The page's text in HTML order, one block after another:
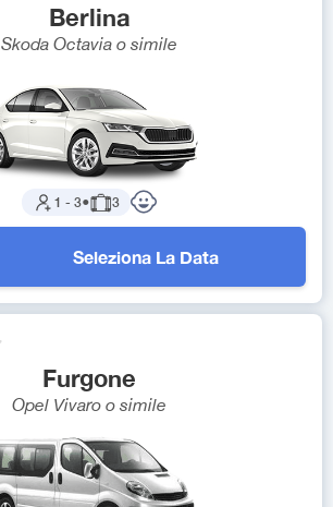
Berlina
Skoda Octavia o simile
1 - 3● 3
Seleziona La Data
Furgone
Opel Vivaro o simile